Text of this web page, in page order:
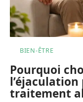
BIEN-ÊTRE
Pourquoi
l’éjaculation
traitement